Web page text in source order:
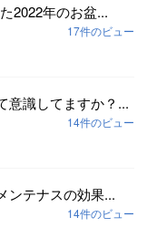
2022年のお盆...
17件のビュー
意識してますか？...
14件のビュー
ンテナスの効果...
14件のビュー